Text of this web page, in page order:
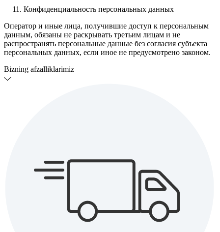
Конфиденциальность персональных данных
Оператор и иные лица, получившие доступ к персональным
данным, обязаны не раскрывать третьим лицам и не
распространять персональные данные без согласия субъекта
персональных данных, если иное не предусмотрено законом.
Bizning afzalliklarimiz